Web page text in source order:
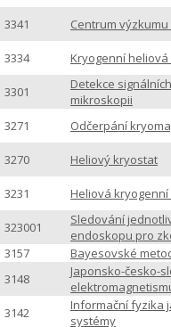
3341 Centrum
3334 Kryogenní
3301
Detekce
mikroskopii
3271
Odčerpání
3270 Heliový kryostat
3231 Heliová
323001
Sledování
endoskopu pro
3157
Bayesovské
3148
Japonsko-česko-
3142
Informační fyzika
systémy